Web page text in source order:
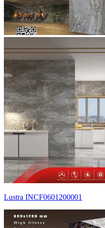
Lustra INCF0601200001